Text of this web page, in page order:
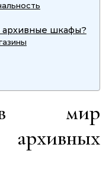
архивные шкафы?
в мир
архивных